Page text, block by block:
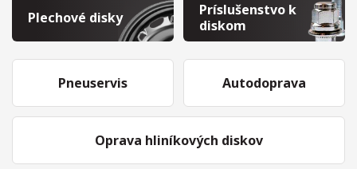
Plechové disky
Príslušenstvo k
diskom
Pneuservis
Oprava hliníkových diskov
Autodoprava